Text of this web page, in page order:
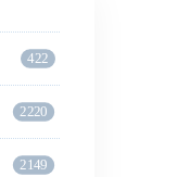
422
2220
2149